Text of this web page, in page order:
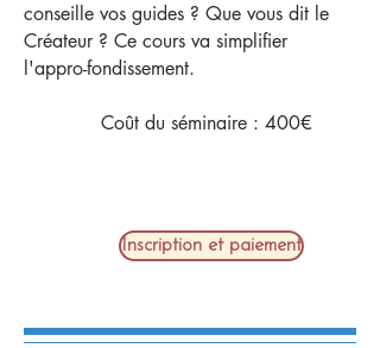
conseille vos guides ? Que vous dit le
Créateur ? Ce cours va simplifier
l'appro-fondissement.
Coût du séminaire : 400€​
Inscription et paiement